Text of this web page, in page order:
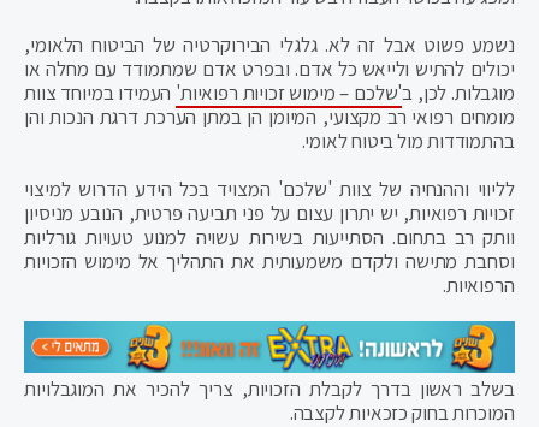
נשמע פשוט אבל זה לא. גלגלי הבירוקרטיה של הביטוח הלאומי,
יכולים להתיש ולייאש כל אדם. ובפרט אדם שמתמודד עם מחלה או
מוגבלות. לכן, ב'שלכם – מימוש זכויות רפואיות' העמידו במיוחד צוות
מומחים רפואי רב מקצועי, המיומן הן במתן הערכת דרגת הנכות והן
בהתמודדות מול ביטוח לאומי.
לליווי וההנחיה של צוות 'שלכם' המצויד בכל הידע הדרוש למיצוי
זכויות רפואיות, יש יתרון עצום על פני תביעה פרטית, הנובע מניסיון
וותק רב בתחום. הסתייעות בשירות עשויה למנוע טעויות גורליות
וסחבת מתישה ולקדם משמעותית את התהליך אל מימוש הזכויות
הרפואיות.
בשלב ראשון בדרך לקבלת הזכויות, צריך להכיר את המוגבלויות
המוכרות בחוק כזכאיות לקצבה.